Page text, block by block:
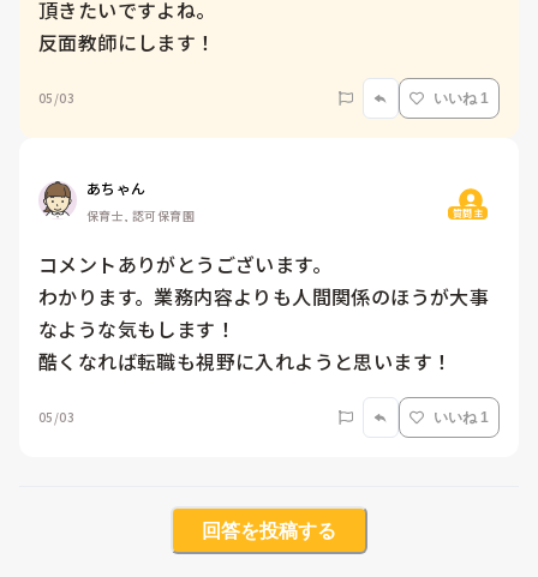
頂きたいですよね。
反面教師にします！
05/03 いいね 1
あちゃん
保育士, 認可保育園 質問主
コメントありがとうございます。
わかります。業務内容よりも人間関係のほうが大事
なような気もします！
酷くなれば転職も視野に入れようと思います！
05/03 いいね 1
回答を投稿する